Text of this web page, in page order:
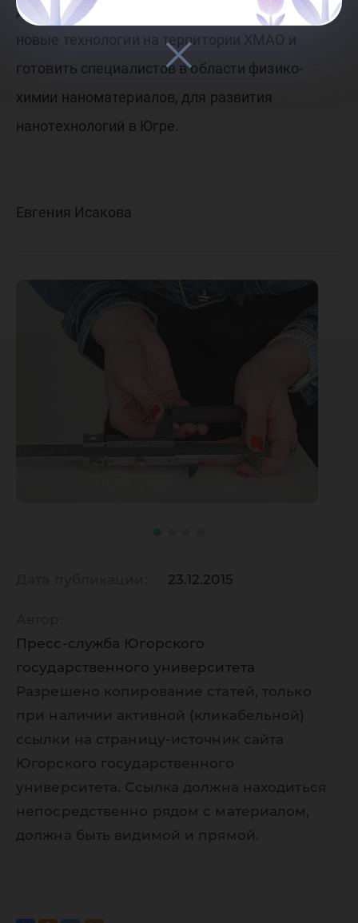
для того, чтобы разрабатывать и внедрять
новые технологии на территории ХМАО и
готовить специалистов в области физико-
химии наноматериалов, для развития
нанотехнологий в Югре.
Евгения Исакова
23.12.2015
Пресс-служба Югорского
государственного университета
Разрешено копирование статей, только
при наличии активной (кликабельной)
ссылки на страницу-источник сайта
Югорского государственного
университета. Ссылка должна находиться
непосредственно рядом с материалом,
должна быть видимой и прямой.